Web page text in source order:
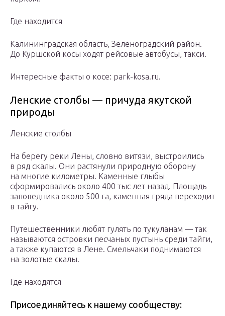
Где находится
Калининградская область, Зеленоградский район.
До Куршской косы ходят рейсовые автобусы, такси.
Интересные факты о косе: park-kosa.ru.
Ленские столбы — причуда якутской
природы
Ленские столбы
На берегу реки Лены, словно витязи, выстроились
в ряд скалы. Они растянули природную оборону
на многие километры. Каменные глыбы
сформировались около 400 тыс лет назад. Площадь
заповедника около 500 га, каменная гряда переходит
в тайгу.
Путешественники любят гулять по тукуланам — так
называются островки песчаных пустынь среди тайги,
а также купаются в Лене. Смельчаки поднимаются
на золотые скалы.
Где находятся
Присоединяйтесь к нашему сообществу: